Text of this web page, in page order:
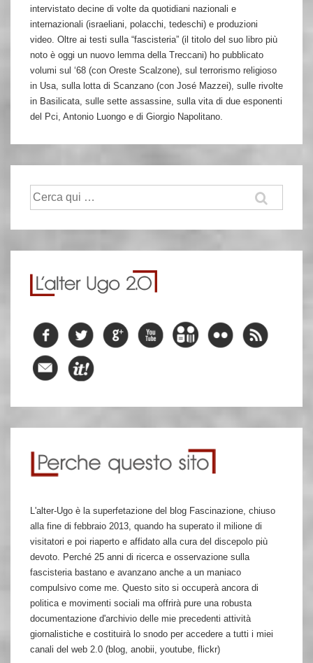
intervistato decine di volte da quotidiani nazionali e
internazionali (israeliani, polacchi, tedeschi) e produzioni
video. Oltre ai testi sulla “fascisteria” (il titolo del suo libro più
noto è oggi un nuovo lemma della Treccani) ho pubblicato
volumi sul ‘68 (con Oreste Scalzone), sul terrorismo religioso
in Usa, sulla lotta di Scanzano (con José Mazzei), sulle rivolte
in Basilicata, sulle sette assassine, sulla vita di due esponenti
del Pci, Antonio Luongo e di Giorgio Napolitano.
Cerca:
L'alter-Ugo è la superfetazione del blog Fascinazione, chiuso
alla fine di febbraio 2013, quando ha superato il milione di
visitatori e poi riaperto e affidato alla cura del discepolo più
devoto. Perché 25 anni di ricerca e osservazione sulla
fascisteria bastano e avanzano anche a un maniaco
compulsivo come me. Questo sito si occuperà ancora di
politica e movimenti sociali ma offrirà pure una robusta
documentazione d'archivio delle mie precedenti attività
giornalistiche e costituirà lo snodo per accedere a tutti i miei
canali del web 2.0 (blog, anobii, youtube, flickr)